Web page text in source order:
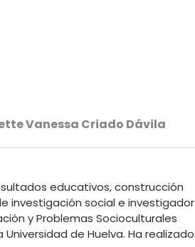
Vanessa Criado Dávila
educativos, construcción
investigación social e investigador
y Problemas Socioculturales
de Huelva. Ha realizado